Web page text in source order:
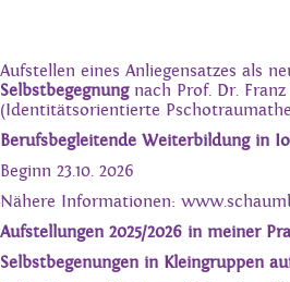
Aufstellen eines Anliegensatzes als
Selbstbegegnungnach Prof. Dr.
(Identitätsorientierte
Berufsbegleitende Weiterbildung in
Beginn 23.10. 2026
Nähere Informationen:
Aufstellungen 2025/2026 in meiner
Selbstbegenungen in Kleingruppen